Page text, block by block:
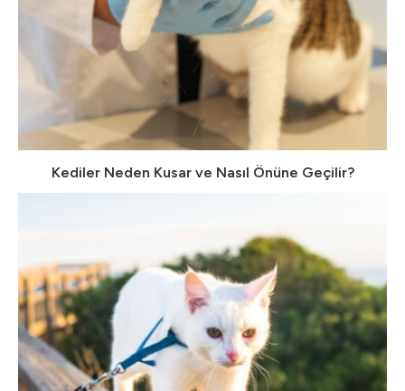
Kediler Neden Kusar ve Nasıl Önüne Geçilir?